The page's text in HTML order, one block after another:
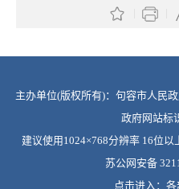
主办单位(版权所有)：句容市人
政府网站标识
建议使用1024×768分辨率 16
苏公网安备
点击进入： 各